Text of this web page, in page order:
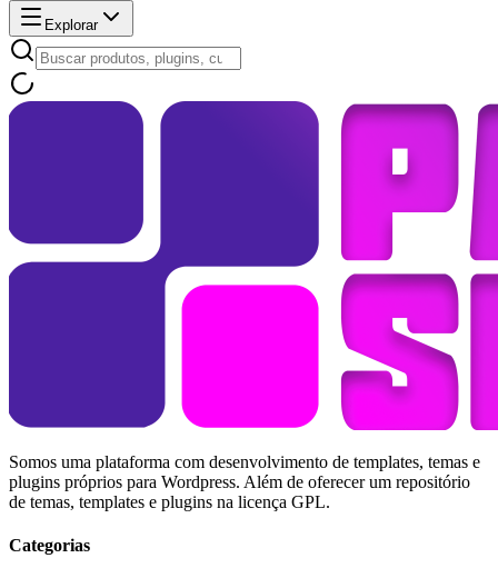
Explorar
Somos uma plataforma com desenvolvimento de templates, temas e
plugins próprios para Wordpress. Além de oferecer um repositório
de temas, templates e plugins na licença GPL.
Categorias